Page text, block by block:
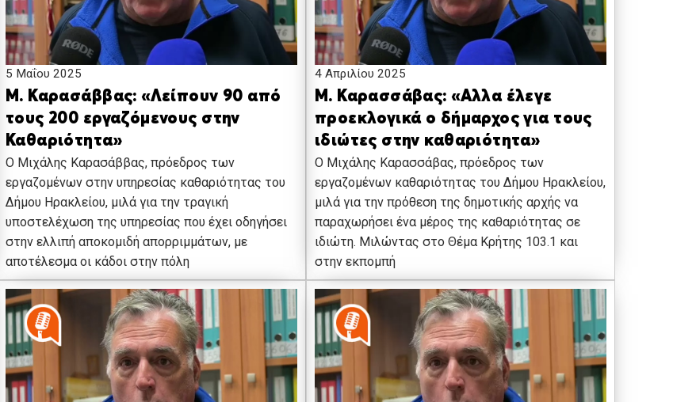
5 Μαΐου 2025
Μ. Καρασάββας: «Λείπουν 90 από
τους 200 εργαζόμενους στην
Καθαριότητα»
Ο Μιχάλης Καρασάββας, πρόεδρος των
εργαζομένων στην υπηρεσίας καθαριότητας του
Δήμου Ηρακλείου, μιλά για την τραγική
υποστελέχωση της υπηρεσίας που έχει οδηγήσει
στην ελλιπή αποκομιδή απορριμμάτων, με
αποτέλεσμα οι κάδοι στην πόλη
4 Απριλίου 2025
Μ. Καρασσάβας: «Αλλα έλεγε
προεκλογικά ο δήμαρχος για τους
ιδιώτες στην καθαριότητα»
Ο Μιχάλης Καρασσάβας, πρόεδρος των
εργαζομένων καθαριότητας του Δήμου Ηρακλείου,
μιλά για την πρόθεση της δημοτικής αρχής να
παραχωρήσει ένα μέρος της καθαριότητας σε
ιδιώτη. Μιλώντας στο Θέμα Κρήτης 103.1 και
στην εκπομπή